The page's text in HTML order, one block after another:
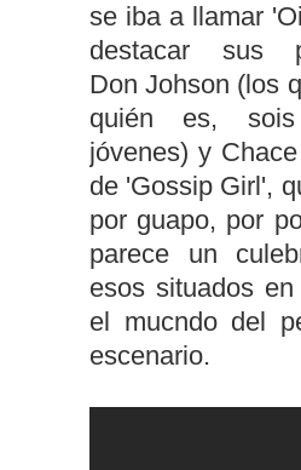
se iba a llamar
destacar sus
Don Johson (los
quién es, sois
jóvenes) y
de 'Gossip Girl',
por guapo, por
parece un
esos situados
el mucndo del
escenario.